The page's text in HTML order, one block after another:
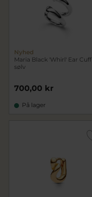
Nyhed
Maria Black 'Whirl' Ear Cuff
sølv
700,00 kr
På lager